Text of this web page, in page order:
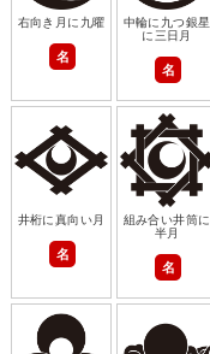
右向き月に九曜
名
中輪に九つ銀星
に三日月
名
井桁に真向い月
名
組み合い井筒に
半月
名